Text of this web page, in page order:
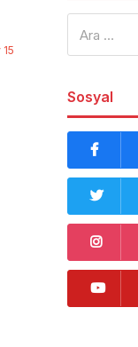
15
Sosyal